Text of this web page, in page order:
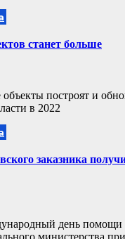
станет больше
построят и
в 2022
заказника
день помощи
министерства